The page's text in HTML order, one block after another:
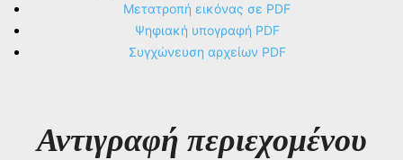
Μετατροπή εικόνας σε PDF
Ψηφιακή υπογραφή PDF
Συγχώνευση αρχείων PDF
Αντιγραφή περιεχομένου